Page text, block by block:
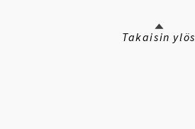
Takaisin ylös